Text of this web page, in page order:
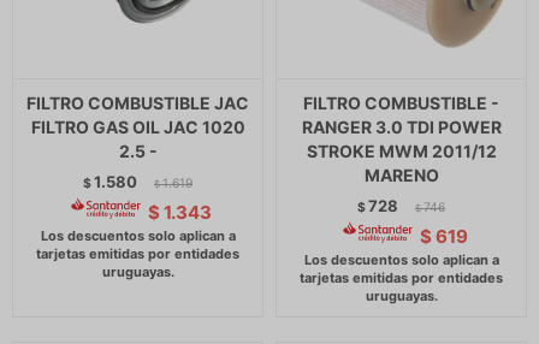
FILTRO COMBUSTIBLE JAC
FILTRO GAS OIL JAC 1020
2.5 -
$1.580 $ 1.619
$ 1.343
FILTRO COMBUSTIBLE -
RANGER 3.0 TDI POWER
STROKE MWM 2011/12
MARENO
$728 $ 746
$ 619